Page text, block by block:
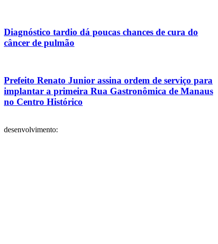
Diagnóstico tardio dá poucas chances de cura do
câncer de pulmão
Prefeito Renato Junior assina ordem de serviço para
implantar a primeira Rua Gastronômica de Manaus
no Centro Histórico
desenvolvimento: